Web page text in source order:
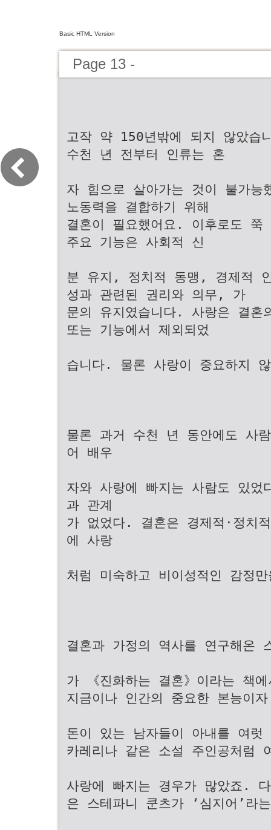
Basic HTML Version
Page 13 -
고작 약 150년밖에 되지 않았습
수천 년 전부터 인류는 혼
자 힘으로 살아가는 것이 불가능
노동력을 결합하기 위해
결혼이 필요했어요. 이후로도 쭉
주요 기능은 사회적 신
분 유지, 정치적 동맹, 경제적
성과 관련된 권리와 의무, 가
문의 유지였습니다. 사랑은 결혼
또는 기능에서 제외되었
습니다. 물론 사랑이 중요하지
물론 과거 수천 년 동안에도 사
어 배우
자와 사랑에 빠지는 사람도 있
과 관계
가 없었다. 결혼은 경제적·정치
에 사랑
처럼 미숙하고 비이성적인 감정
결혼과 가정의 역사를 연구해
가 《진화하는 결혼》이라는 책
지금이나 인간의 중요한 본능이
돈이 있는 남자들이 아내를 여
카레리나 같은 소설 주인공처럼
사랑에 빠지는 경우가 많았죠.
은 스테파니 쿤츠가 ‘심지어’라